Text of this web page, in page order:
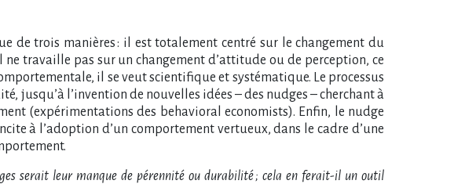
de trois manières : il est totalement centré sur le changement du
travaille pas sur un changement d’attitude ou de perception, ce
il se veut scientifique et systématique. Le processus
jusqu’à l’invention de nouvelles idées – des nudges – cherchant à
(expérimentations des behavioral economists). Enfin, le nudge
à l’adoption d’un comportement vertueux, dans le cadre d’une
serait leur manque de pérennité ou durabilité ; cela en ferait-il un outil